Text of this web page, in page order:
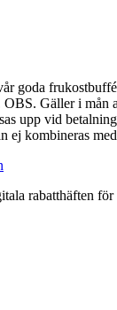
goda
OBS. Gäller i mån
upp vid
ej kombineras
rabatthäften för